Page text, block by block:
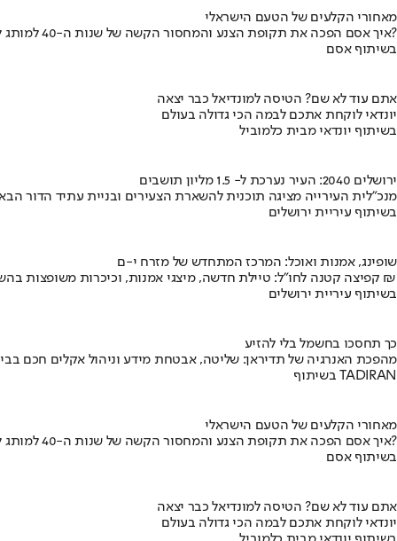
מאחורי הקלעים של הטעם הישראלי
איך אסם הפכה את תקופת הצנע והמחסור הקשה של שנות ה-40 למותג לאומי?
בשיתוף אסם
אתם עוד לא שם? הטיסה למונדיאל כבר יצאה
יונדאי לוקחת אתכם לבמה הכי גדולה בעולם
בשיתוף יונדאי מבית כלמוביל
ירושלים 2040: העיר נערכת ל- 1.5 מליון תושבים
מנכ"לית העירייה מציגה תוכנית להשארת הצעירים ובניית עתיד הדור
בשיתוף עיריית ירושלים
שופינג, אמנות ואוכל: המרכז המתחדש של מזרח י-ם
קפיצה קטנה לחו"ל: טיילת חדשה, מיצגי אמנות, וכיכרות משופצות בהשקעה של 100 מיליון ₪
בשיתוף עיריית ירושלים
כך תחסכו בחשמל בלי להזיע
מהפכת האנרגיה של תדיראן: שליטה, אבטחת מידע וניהול אקלים חכם
בשיתוף TADIRAN
מאחורי הקלעים של הטעם הישראלי
איך אסם הפכה את תקופת הצנע והמחסור הקשה של שנות ה-40 למותג לאומי?
בשיתוף אסם
אתם עוד לא שם? הטיסה למונדיאל כבר יצאה
יונדאי לוקחת אתכם לבמה הכי גדולה בעולם